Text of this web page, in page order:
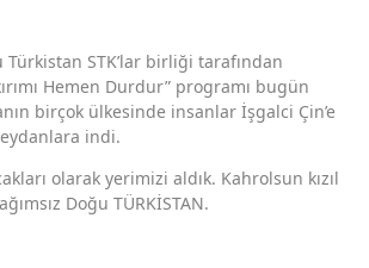
Türkistan STK’lar birliği tarafından
Hemen Durdur” programı bugün
birçok ülkesinde insanlar İşgalci Çin’e
indi.
olarak yerimizi aldık. Kahrolsun kızıl
Doğu TÜRKİSTAN.